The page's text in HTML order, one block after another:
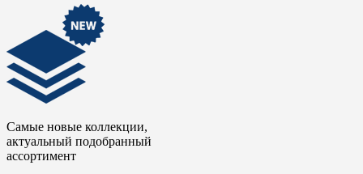
Самые новые коллекции,
актуальный подобранный
ассортимент